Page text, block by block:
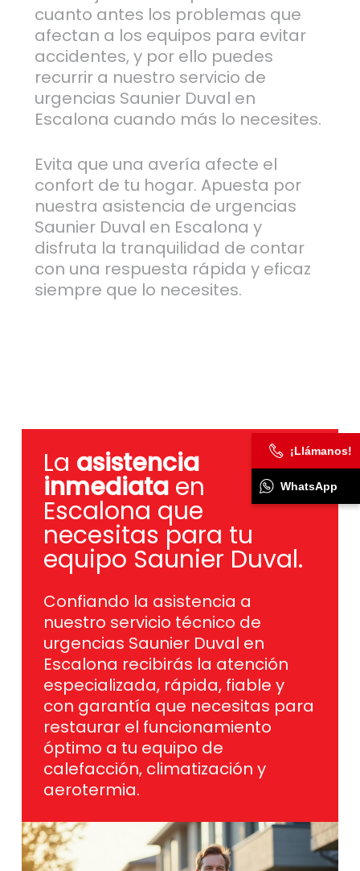
cuanto antes los problemas que
afectan a los equipos para evitar
accidentes, y por ello puedes
recurrir a nuestro servicio de
urgencias Saunier Duval en
Escalona cuando más lo necesites.
Evita que una avería afecte el
confort de tu hogar. Apuesta por
nuestra asistencia de urgencias
Saunier Duval en Escalona y
disfruta la tranquilidad de contar
con una respuesta rápida y eficaz
siempre que lo necesites.
La asistencia
inmediataen
Escalona que
necesitas para tu
equipo Saunier Duval.
Confiando la asistencia a
nuestro servicio técnico de
urgencias Saunier Duval en
Escalona recibirás la atención
especializada, rápida, fiable y
con garantía que necesitas para
restaurar el funcionamiento
óptimo a tu equipo de
calefacción, climatización y
aerotermia.
¡Llámanos!
WhatsApp